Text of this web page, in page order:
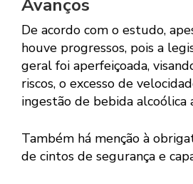
Avanços
De acordo com o estudo,
houve progressos, pois a
geral foi aperfeiçoada,
riscos, o excesso de
ingestão de bebida alcoólica
Também há menção à
de cintos de segurança e